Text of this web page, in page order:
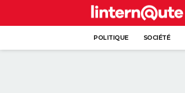
POLITIQUE SOCIÉTÉ